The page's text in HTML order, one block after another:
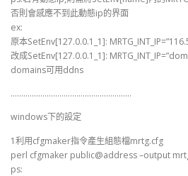
否則會感應不到此動態ip的界面
ex:
原本SetEnv[127.0.0.1_1]:
改成SetEnv[127.0.0.1_1]:
domains可用ddns
…………………………………………………
windows下的設定
1利用cfgmaker指令產生組態檔mrtg.cfg
perl cfgmaker public@address –output
ps: